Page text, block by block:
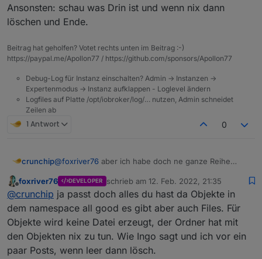
Ansonsten: schau was Drin ist und wenn nix dann
löschen und Ende.
Beitrag hat geholfen? Votet rechts unten im Beitrag :-)
https://paypal.me/Apollon77 / https://github.com/sponsors/Apollon77
Debug-Log für Instanz einschalten? Admin -> Instanzen ->
Expertenmodus -> Instanz aufklappen - Loglevel ändern
Logfiles auf Platte /opt/iobroker/log/… nutzen, Admin schneidet
Zeilen ab
1 Antwort 0
crunchip@foxriver76 aber ich habe doch ne ganze Reihe
0_userdata.0, dieser aber janichtunter Dateien
auftaucht
was soll der OrdnerBenutzerdatensein? den gibts
doch dann eigentlich normalerweise nicht?
foxriver76 DEVELOPER schrieb am 12. Feb. 2022, 21:35
zuletzt editiert von
@crunchip ja passt doch alles du hast da Objekte in
dem namespace all good es gibt aber auch Files. Für
Objekte wird keine Datei erzeugt, der Ordner hat mit
den Objekten nix zu tun. Wie Ingo sagt und ich vor ein
paar Posts, wenn leer dann lösch.